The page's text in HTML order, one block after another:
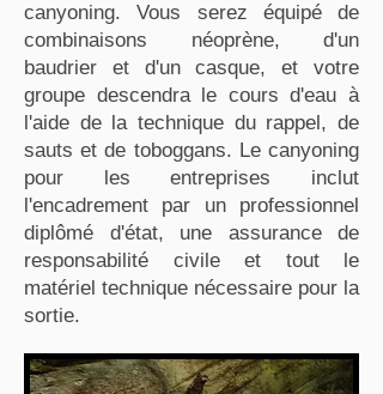
canyoning. Vous serez équipé de
combinaisons néoprène, d'un
baudrier et d'un casque, et votre
groupe descendra le cours d'eau à
l'aide de la technique du rappel, de
sauts et de toboggans. Le canyoning
pour les entreprises inclut
l'encadrement par un professionnel
diplômé d'état, une assurance de
responsabilité civile et tout le
matériel technique nécessaire pour la
sortie.